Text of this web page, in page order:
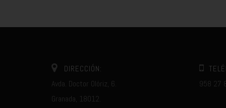
DIRECCIÓN:
Avda. Doctor Olóriz, 6.
Granada, 18012.
958 27